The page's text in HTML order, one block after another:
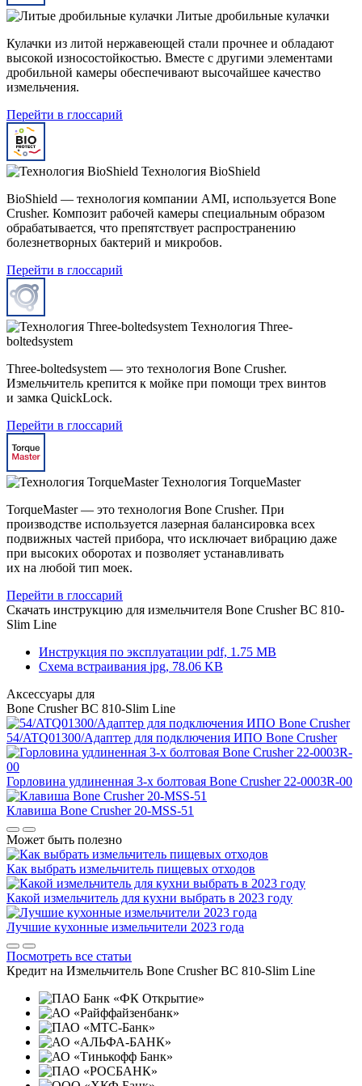
Литые дробильные кулачки
Кулачки из литой нержавеющей стали прочнее и обладают
высокой износостойкостью. Вместе с другими элементами
дробильной камеры обеспечивают высочайшее качество
измельчения.
Перейти в глоссарий
Технология BioShield
BioShield — технология компании AMI, используется Bone
Crusher. Композит рабочей камеры специальным образом
обрабатывается, что препятствует распространению
болезнетворных бактерий и микробов.
Перейти в глоссарий
Технология Three-
boltedsystem
Three-boltedsystem — это технология Bone Crusher.
Измельчитель крепится к мойке при помощи трех винтов
и замка QuickLock.
Перейти в глоссарий
Технология TorqueMaster
TorqueMaster — это технология Bone Crusher. При
производстве используется лазерная балансировка всех
подвижных частей прибора, что исключает вибрацию даже
при высоких оборотах и позволяет устанавливать
их на любой тип моек.
Перейти в глоссарий
Скачать инструкцию для измельчителя Bone Crusher BC 810-
Slim Line
Инструкция по эксплуатации pdf, 1.75 MB
Схема встраивания jpg, 78.06 KB
Аксессуары для
Bone Crusher BC 810-Slim Line
54/ATQ01300/Адаптер для подключения ИПО Bone Crusher
Горловина удлиненная 3-х болтовая Bone Crusher 22-0003R-00
Клавиша Bone Crusher 20-MSS-51
Может быть полезно
Как выбрать измельчитель пищевых отходов
Какой измельчитель для кухни выбрать в 2023 году
Лучшие кухонные измельчители 2023 года
Посмотреть все статьи
Кредит на Измельчитель Bone Crusher BC 810-Slim Line